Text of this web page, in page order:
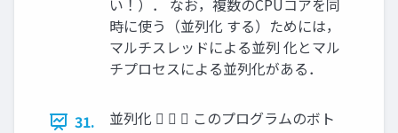
い！）． なお，複数のCPUコアを同
時に使う（並列化 する）ためには，
マルチスレッドによる並列 化とマル
チプロセスによる並列化がある．
31.
並列化    このプログラムのボト